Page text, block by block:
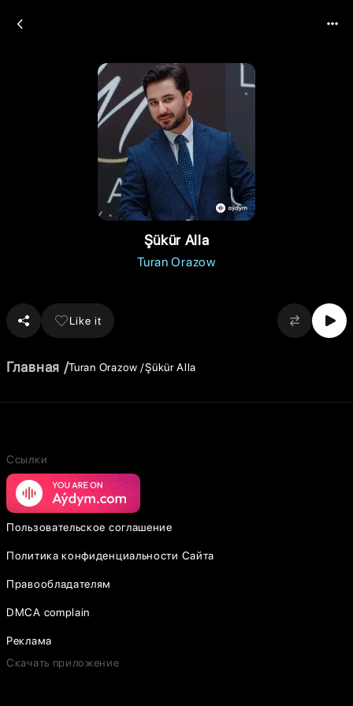
Şükür Alla
Turan Orazow
Like it
Главная Turan Orazow Şükür Alla
Ссылки
Пользовательское соглашение
Политика конфиденциальности Сайта
Правообладателям
DMCA complain
Реклама
Скачать приложение